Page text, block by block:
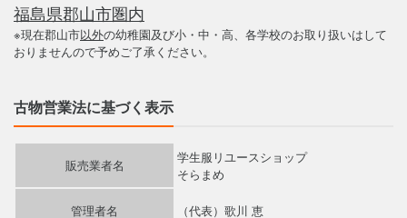
福島県郡山市圏内
※現在郡山市以外の幼稚園及び小・中・高、各学校のお取り扱いはして
おりませんので予めご了承ください。
古物営業法に基づく表示
販売業者名
学生服リユースショップ
そらまめ
管理者名 （代表）歌川 恵